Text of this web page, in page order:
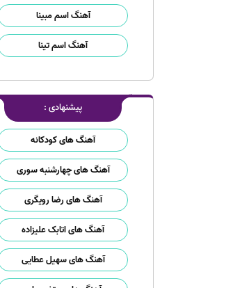
آهنگ اسم مبینا
آهنگ اسم تینا
پیشنهادی :
آهنگ های کودکانه
آهنگ های چهارشنبه سوری
آهنگ های رضا رویگری
آهنگ های اتابک علیزاده
آهنگ های سهیل عطایی